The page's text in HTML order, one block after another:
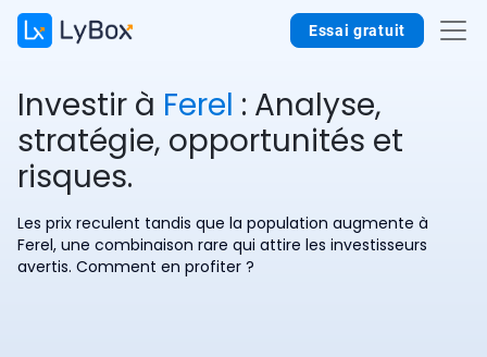
Essai gratuit
Investir à Ferel : Analyse,
stratégie, opportunités et
risques.
Les prix reculent tandis que la population augmente à
Ferel, une combinaison rare qui attire les investisseurs
avertis. Comment en profiter ?